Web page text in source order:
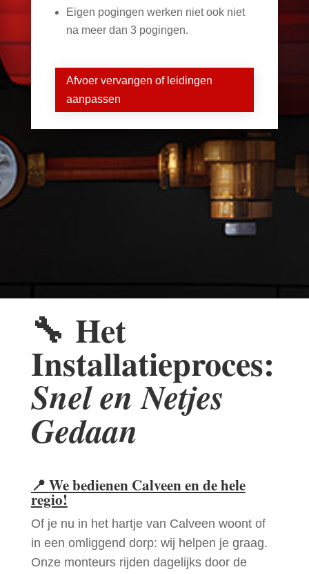
Eigen pogingen werken niet ook niet
na meer dan 3 pogingen.
Afvoer vervangen of leidingen
aanpassen
🔧 Het
Installatieproces:
Snel en Netjes
Gedaan
📍 We bedienen Calveen en de hele
regio!
Of je nu in het hartje van Calveen woont of
in een omliggend dorp: wij helpen je graag.
Onze monteurs rijden dagelijks door de